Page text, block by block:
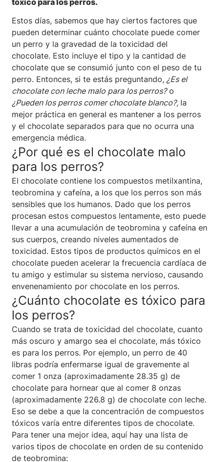
Estos días, sabemos que hay ciertos factores que
pueden determinar cuánto chocolate puede comer
un perro y la gravedad de la toxicidad del
chocolate. Esto incluye el tipo y la cantidad de
chocolate que se consumió junto con el peso de tu
perro. Entonces, si te estás preguntando, ¿Es el
chocolate con leche malo para los perros?o
¿Pueden los perros comer chocolate blanco?, la
mejor práctica en general es mantener a los perros
y el chocolate separados para que no ocurra una
emergencia médica.
¿Por qué es el chocolate malo
para los perros?
El chocolate contiene los compuestos metilxantina,
teobromina y cafeína, a los que los perros son más
sensibles que los humanos. Dado que los perros
procesan estos compuestos lentamente, esto puede
llevar a una acumulación de teobromina y cafeína en
sus cuerpos, creando niveles aumentados de
toxicidad. Estos tipos de productos químicos en el
chocolate pueden acelerar la frecuencia cardíaca de
tu amigo y estimular su sistema nervioso, causando
envenenamiento por chocolate en los perros.
¿Cuánto chocolate es tóxico para
los perros?
Cuando se trata de toxicidad del chocolate, cuanto
más oscuro y amargo sea el chocolate, más tóxico
es para los perros. Por ejemplo, un perro de 40
libras podría enfermarse igual de gravemente al
comer 1 onza (aproximadamente 28.35 g) de
chocolate para hornear que al comer 8 onzas
(aproximadamente 226.8 g) de chocolate con leche.
Eso se debe a que la concentración de compuestos
tóxicos varía entre diferentes tipos de chocolate.
Para tener una mejor idea, aquí hay una lista de
varios tipos de chocolate en orden de su contenido
de teobromina: